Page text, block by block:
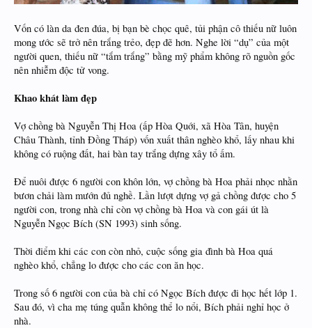
Vốn có làn da đen đúa, bị bạn bè chọc quê, tủi phận cô thiếu nữ luôn
mong ước sẽ trở nên trắng trẻo, đẹp đẽ hơn. Nghe lời “dụ” của một
người quen, thiếu nữ “tắm trắng” bằng mỹ phẩm không rõ nguồn gốc
nên nhiễm độc tử vong.
Khao khát làm đẹp
Vợ chồng bà Nguyễn Thị Hoa (ấp Hòa Quới, xã Hòa Tân, huyện
Châu Thành, tỉnh Đồng Tháp) vốn xuất thân nghèo khổ, lấy nhau khi
không có ruộng đất, hai bàn tay trắng dựng xây tổ ấm.
Để nuôi được 6 người con khôn lớn, vợ chồng bà Hoa phải nhọc nhằn
bươn chải làm mướn đủ nghề. Lần lượt dựng vợ gả chồng được cho 5
người con, trong nhà chỉ còn vợ chồng bà Hoa và con gái út là
Nguyễn Ngọc Bích (SN 1993) sinh sống.
Thời điểm khi các con còn nhỏ, cuộc sống gia đình bà Hoa quá
nghèo khổ, chẳng lo được cho các con ăn học.
Trong số 6 người con của bà chỉ có Ngọc Bích được đi học hết lớp 1.
Sau đó, vì cha mẹ túng quẫn không thể lo nổi, Bích phải nghỉ học ở
nhà.